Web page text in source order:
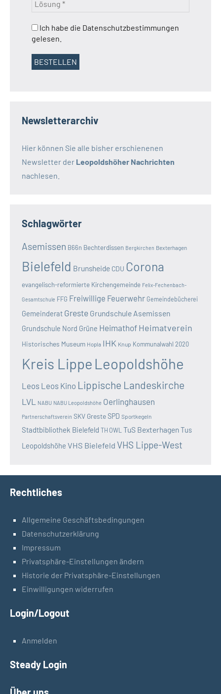
Ich habe die Datenschutzbestimmungen
gelesen.
Newsletterarchiv
Hier können Sie alle bisher erschienenen
Newsletter der Leopoldshöher Nachrichten
nachlesen.
Schlagwörter
Asemissen B66n Bechterdissen Bergkirchen Bexterhagen
Bielefeld Brunsheide CDU Corona
evangelisch-reformierte Kirchengemeinde Felix-Fechenbach-
Gesamtschule FFG Freiwillige Feuerwehr Gemeindebücherei
Gemeinderat Greste Grundschule Asemissen
Grundschule Nord Grüne Heimathof Heimatverein
Historisches Museum Hopla IHK Knup Kommunalwahl 2020
Kreis Lippe Leopoldshöhe
Leos Leos Kino Lippische Landeskirche
LVL NABU NABU Leopoldshöhe Oerlinghausen
Partnerschaftsverein SKV GresteSPD Sportkegeln
Stadtbibliothek Bielefeld TH OWL TuS BexterhagenTus
Leopoldshöhe VHS Bielefeld VHS Lippe-West
Rechtliches
Allgemeine Geschäftsbedingungen
Datenschutzerklärung
Impressum
Privatsphäre-Einstellungen ändern
Historie der Privatsphäre-Einstellungen
Einwilligungen widerrufen
Login/Logout
Anmelden
Steady Login